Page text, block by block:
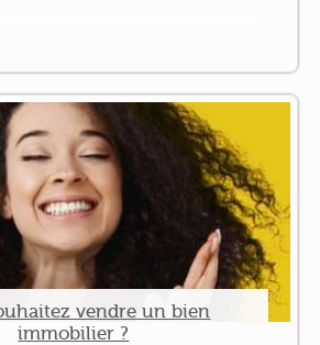
vendre un bien
immobilier ?